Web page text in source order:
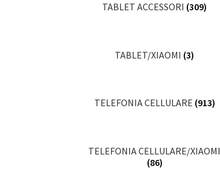
TABLET ACCESSORI (309)
TABLET/XIAOMI (3)
TELEFONIA CELLULARE (913)
TELEFONIA CELLULARE/XIAOMI
(86)